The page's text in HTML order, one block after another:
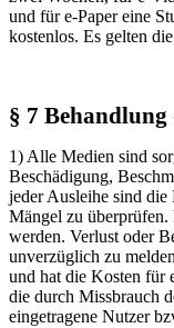
und für e-Paper eine
kostenlos. Es gelten
§ 7
1) Alle Medien sind
Beschädigung,
jeder Ausleihe sind
Mängel zu überprüfen.
werden. Verlust oder
unverzüglich zu
und hat die Kosten für
die durch Missbrauch
eingetragene Nutzer